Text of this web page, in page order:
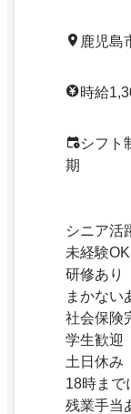
鹿児島
時給
シフト
期
シニア活
未経験OK
研修あり
まかない
社会保険
学生歓迎
土日休み
18時まで
残業手当